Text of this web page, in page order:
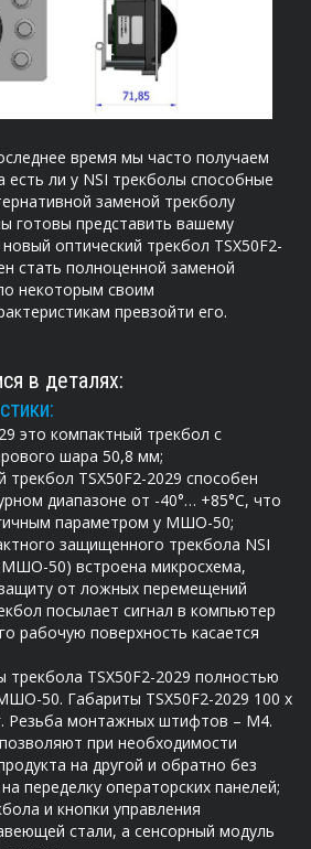
время мы часто получаем
есть ли у NSI трекболы способные
заменой трекболу
готовы представить вашему
оптический трекбол TSX50F2-
стать полноценной заменой
некоторым своим
превзойти его.
в деталях:
это компактный трекбол с
шара 50,8 мм;
трекбол TSX50F2-2029 способен
диапазоне от -40°… +85°С, что
параметром у МШО-50;
защищенного трекбола NSI
МШО-50) встроена микросхема,
от ложных перемещений
посылает сигнал в компьютер
рабочую поверхность касается
трекбола TSX50F2-2029 полностью
50. Габариты TSX50F2-2029 100 x
Резьба монтажных штифтов – М4.
при необходимости
на другой и обратно без
переделку операторских панелей;
и кнопки управления
стали, а сенсорный модуль